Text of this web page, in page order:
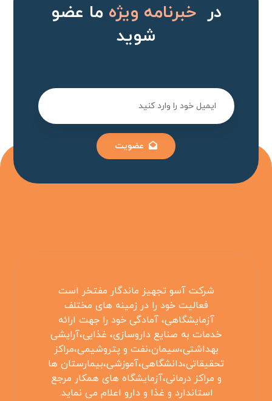
درخبرنامه ویژهما عضو
شوید
عضویت
شرکت آسو تجهیز ماندگار مفتخر است
فعالیت خود را در زمینه های مختلف
آزمایشگاهی، آمادگی خود را جهت ارائه
خدمات به صنایع داروسازی، غذایی،آرایشی
بهداشتی،سیمان،نفت و پتروشیمی،مراکز
تحقیقاتی،دانشگاهی،آموزشی،بیمارستان ها
و مراکز درمانی،آزمایشگاه های همکار مرجع
استاندارد و غذا و دارو اعلام می نماید.